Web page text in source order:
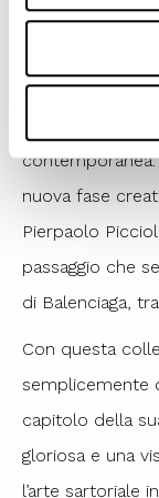
carattere
collocano nella
queste
simboli di una
nuova fase
Pierpaolo
passaggio che
di Balenciaga,
Con questa
semplicemente
capitolo della
gloriosa e una
l’arte sartoriale